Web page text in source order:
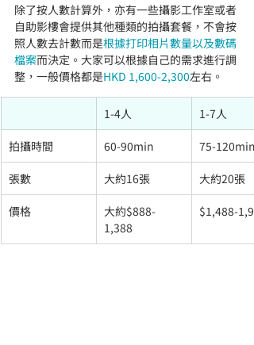
除了按人數計算外，亦有一些攝影工作室或者
自助影樓會提供其他種類的拍攝套餐，不會按
照人數去計數而是根據打印相片數量以及數碼
檔案而決定。大家可以根據自己的需求進行調
整，一般價格都是HKD 1,600-2,300左右。
1-4人 1-7人
拍攝時間 60-90min 75-120min
張數 大約16張 大約20張
價格
大約$888-
1,388
$1,488-